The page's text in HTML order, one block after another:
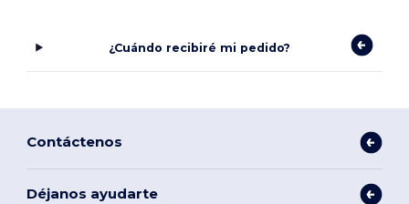
¿Cuándo recibiré mi pedido?
Contáctenos
Déjanos ayudarte